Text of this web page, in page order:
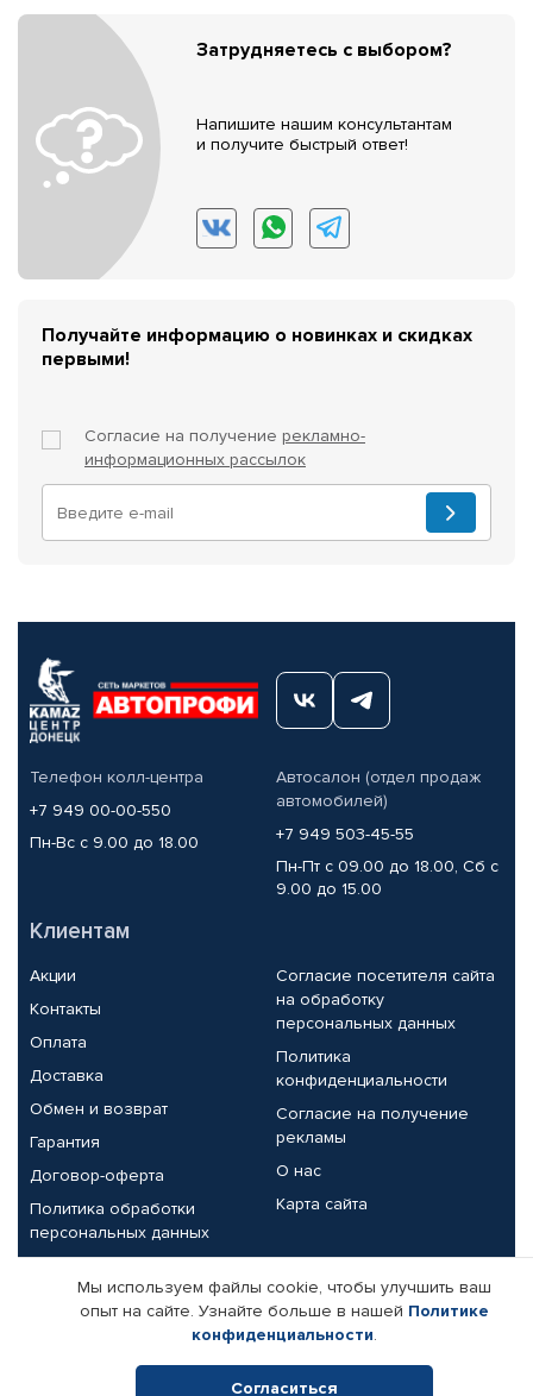
Затрудняетесь с выбором?
Напишите нашим консультантам
и получите быстрый ответ!
Получайте информацию о новинках и скидках
первыми!
Согласие на получение рекламно-
информационных рассылок
Телефон колл-центра
+7 949 00-00-550
Пн-Вс с 9.00 до 18.00
Автосалон (отдел продаж
автомобилей)
+7 949 503-45-55
Пн-Пт с 09.00 до 18.00, Сб с
9.00 до 15.00
Клиентам
Акции
Контакты
Оплата
Доставка
Обмен и возврат
Гарантия
Договор-оферта
Политика обработки
персональных данных
Согласие посетителя сайта
на обработку
персональных данных
Политика
конфиденциальности
Согласие на получение
рекламы
О нас
Карта сайта
Партнерам
Корпоративным клиентам
Поставщикам
Реквизиты компании
Мы используем файлы cookie, чтобы улучшить ваш
опыт на сайте. Узнайте больше в нашей Политике
конфиденциальности.
Согласиться